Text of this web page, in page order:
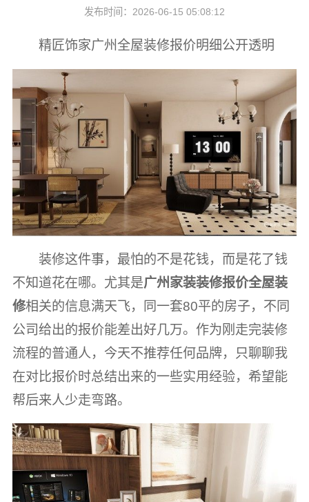
发布时间：2026-06-15 05:08:12
精匠饰家广州全屋装修报价明细公开透明
装修这件事，最怕的不是花钱，而是花了钱
不知道花在哪。尤其是广州家装装修报价全屋装
修相关的信息满天飞，同一套80平的房子，不同
公司给出的报价能差出好几万。作为刚走完装修
流程的普通人，今天不推荐任何品牌，只聊聊我
在对比报价时总结出来的一些实用经验，希望能
帮后来人少走弯路。